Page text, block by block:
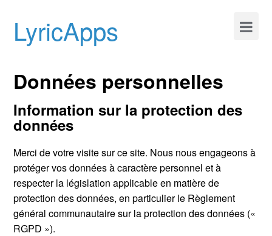
LyricApps
Données personnelles
Information sur la protection des
données
Merci de votre visite sur ce site. Nous nous engageons à
protéger vos données à caractère personnel et à
respecter la législation applicable en matière de
protection des données, en particulier le Règlement
général communautaire sur la protection des données («
RGPD »).